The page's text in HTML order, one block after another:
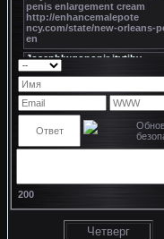
200
Четверг